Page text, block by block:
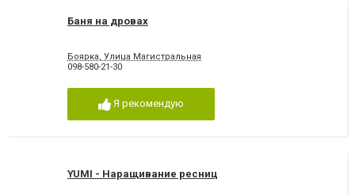
Баня на дровах
Боярка, Улица Магистральная
098-580-21-30
Я рекомендую
YUMI - Наращивание ресниц